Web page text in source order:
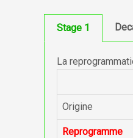
Stage 1
La
Origine
Reprogramme